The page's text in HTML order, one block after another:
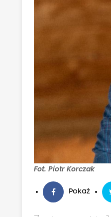
Fot. Piotr Korczak
Pokaż